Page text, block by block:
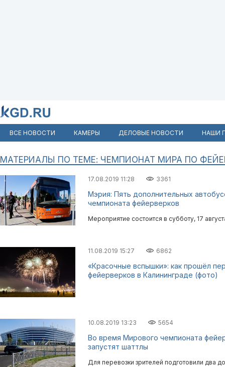
ВСЕ НОВОСТИ КАМЕРЫ ДЕЛОВЫЕ НОВОСТИ НАШИ
МАТЕРИАЛЫ ПО ТЕМЕ: ЧЕМПИОНАТ МИРА ПО
17.08.2019 11:28 3361
Мэрия: Пять дополнительных
чемпионата фейерверков
Мероприятие состоится в субботу, 17
11.08.2019 15:27 6862
«Красочные вспышки»: как прошёл
фейерверков в Калининграде (фото)
10.08.2019 13:23 5654
Во время Мирового чемпионата
запустят шаттлы
Для перевозки зрителей подготовили два